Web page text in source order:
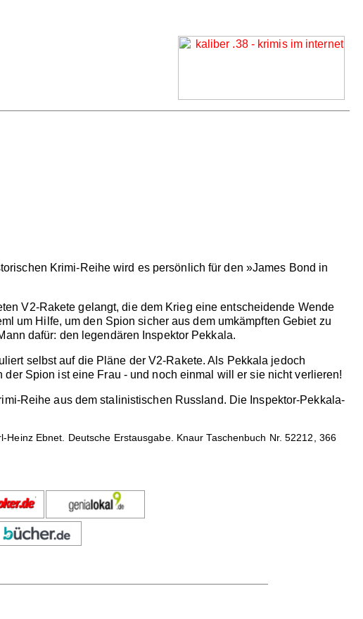
Krimi-Reihe wird es persönlich für den »James Bond in
V2-Rakete gelangt, die dem Krieg eine entscheidende Wende
um Hilfe, um den Spion sicher aus dem umkämpften Gebiet zu
dafür: den legendären Inspektor Pekkala.
selbst auf die Pläne der V2-Rakete. Als Pekkala jedoch
Spion ist eine Frau - und noch einmal will er sie nicht verlieren!
Reihe aus dem stalinistischen Russland. Die Inspektor-Pekkala-
Ebnet. Deutsche Erstausgabe. Knaur Taschenbuch Nr. 52212, 366